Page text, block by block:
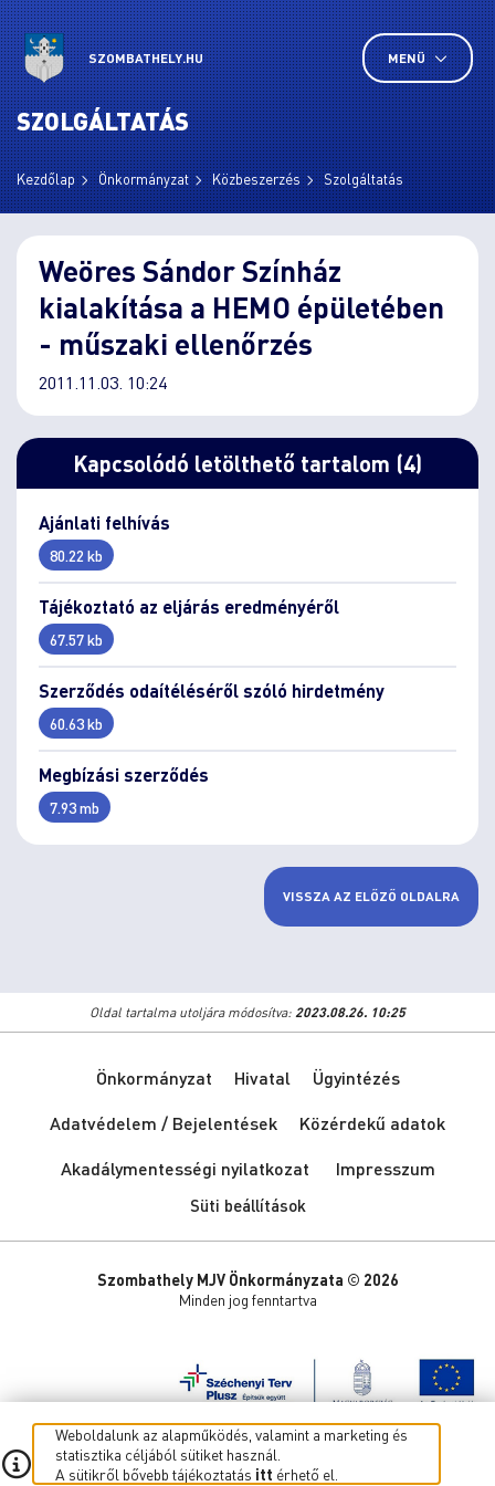
SZOMBATHELY.HU MENÜ
SZOLGÁLTATÁS
Kezdőlap Önkormányzat Közbeszerzés Szolgáltatás
Weöres Sándor Színház
kialakítása a HEMO épületében
- műszaki ellenőrzés
2011.11.03. 10:24
Kapcsolódó letölthető tartalom (4)
Ajánlati felhívás
80.22 kb
Tájékoztató az eljárás eredményéről
67.57 kb
Szerződés odaítéléséről szóló hirdetmény
60.63 kb
Megbízási szerződés
7.93 mb
VISSZA AZ ELŐZŐ OLDALRA
Oldal tartalma utoljára módosítva: 2023.08.26. 10:25
Önkormányzat Hivatal
Ügyintézés
Adatvédelem / Bejelentések
Közérdekű adatok
Akadálymentességi nyilatkozat
Impresszum
Süti beállítások
Szombathely MJV Önkormányzata © 2026
Minden jog fenntartva
Weboldalunk az alapműködés, valamint a marketing és
statisztika céljából sütiket használ.
A sütikről bővebb tájékoztatás itt érhető el.